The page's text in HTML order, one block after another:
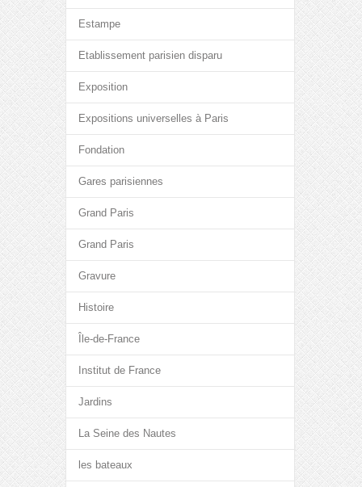
Estampe
Etablissement parisien disparu
Exposition
Expositions universelles à Paris
Fondation
Gares parisiennes
Grand Paris
Grand Paris
Gravure
Histoire
Île-de-France
Institut de France
Jardins
La Seine des Nautes
les bateaux